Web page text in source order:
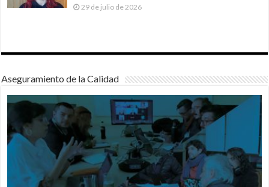
29 de julio de 2026
Aseguramiento de la Calidad